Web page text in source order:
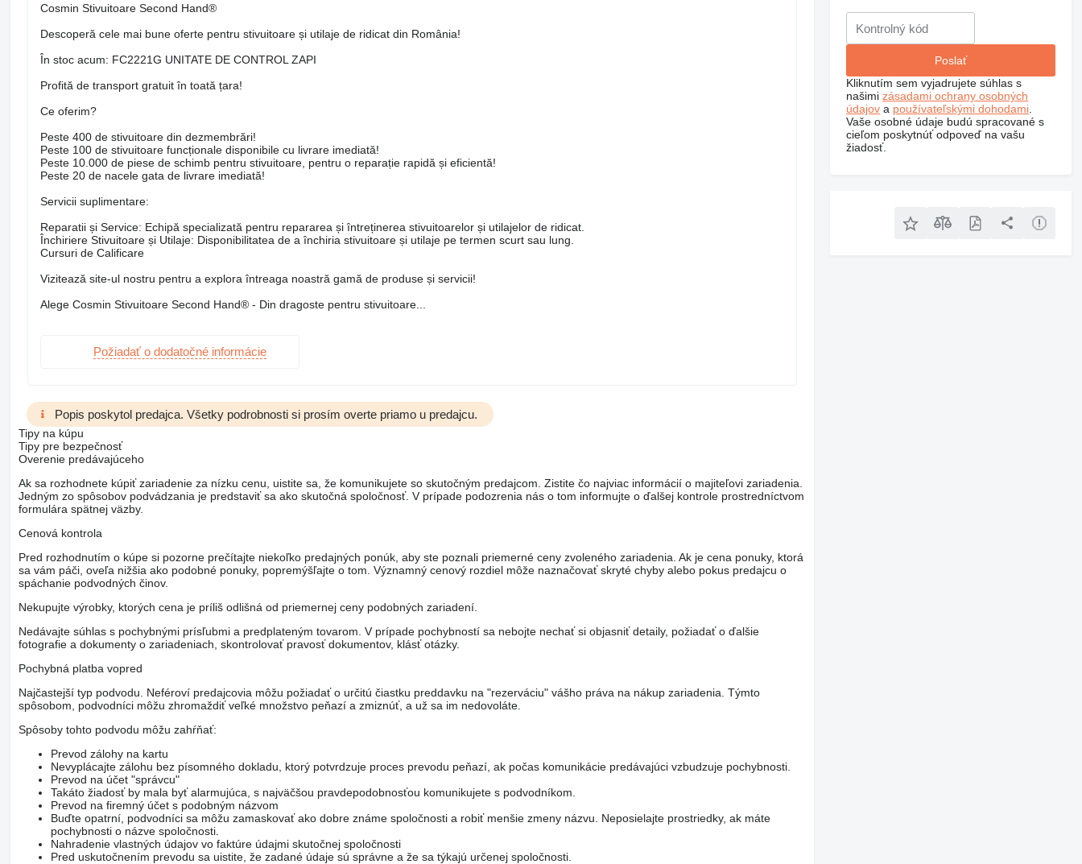
Cosmin Stivuitoare Second Hand®
Descoperă cele mai bune oferte pentru stivuitoare și utilaje de ridicat din România!
În stoc acum: FC2221G UNITATE DE CONTROL ZAPI
Profită de transport gratuit în toată țara!
Ce oferim?
Peste 400 de stivuitoare din dezmembrări!
Peste 100 de stivuitoare funcționale disponibile cu livrare imediată!
Peste 10.000 de piese de schimb pentru stivuitoare, pentru o reparație rapidă și eficientă!
Peste 20 de nacele gata de livrare imediată!
Servicii suplimentare:
Reparatii și Service: Echipă specializată pentru repararea și întreținerea stivuitoarelor și utilajelor de ridicat.
Închiriere Stivuitoare și Utilaje: Disponibilitatea de a închiria stivuitoare și utilaje pe termen scurt sau lung.
Cursuri de Calificare
Vizitează site-ul nostru pentru a explora întreaga noastră gamă de produse și servicii!
Alege Cosmin Stivuitoare Second Hand® - Din dragoste pentru stivuitoare...
Požiadať o dodatočné informácie
Popis poskytol predajca. Všetky podrobnosti si prosím overte priamo u predajcu.
Tipy na kúpu
Tipy pre bezpečnosť
Overenie predávajúceho
Ak sa rozhodnete kúpiť zariadenie za nízku cenu, uistite sa, že komunikujete so skutočným predajcom. Zistite čo najviac informácií o majiteľovi zariadenia.
Jedným zo spôsobov podvádzania je predstaviť sa ako skutočná spoločnosť. V prípade podozrenia nás o tom informujte o ďalšej kontrole prostredníctvom
formulára spätnej väzby.
Cenová kontrola
Pred rozhodnutím o kúpe si pozorne prečítajte niekoľko predajných ponúk, aby ste poznali priemerné ceny zvoleného zariadenia. Ak je cena ponuky, ktorá
sa vám páči, oveľa nižšia ako podobné ponuky, popremýšľajte o tom. Významný cenový rozdiel môže naznačovať skryté chyby alebo pokus predajcu o
spáchanie podvodných činov.
Nekupujte výrobky, ktorých cena je príliš odlišná od priemernej ceny podobných zariadení.
Nedávajte súhlas s pochybnými prísľubmi a predplateným tovarom. V prípade pochybností sa nebojte nechať si objasniť detaily, požiadať o ďalšie
fotografie a dokumenty o zariadeniach, skontrolovať pravosť dokumentov, klásť otázky.
Pochybná platba vopred
Najčastejší typ podvodu. Neféroví predajcovia môžu požiadať o určitú čiastku preddavku na "rezerváciu" vášho práva na nákup zariadenia. Týmto
spôsobom, podvodníci môžu zhromaždiť veľké množstvo peňazí a zmiznúť, a už sa im nedovoláte.
Spôsoby tohto podvodu môžu zahŕňať:
Prevod zálohy na kartu
Nevyplácajte zálohu bez písomného dokladu, ktorý potvrdzuje proces prevodu peňazí, ak počas komunikácie predávajúci vzbudzuje pochybnosti.
Prevod na účet "správcu"
Takáto žiadosť by mala byť alarmujúca, s najväčšou pravdepodobnosťou komunikujete s podvodníkom.
Prevod na firemný účet s podobným názvom
Buďte opatrní, podvodníci sa môžu zamaskovať ako dobre známe spoločnosti a robiť menšie zmeny názvu. Neposielajte prostriedky, ak máte
pochybnosti o názve spoločnosti.
Nahradenie vlastných údajov vo faktúre údajmi skutočnej spoločnosti
Pred uskutočnením prevodu sa uistite, že zadané údaje sú správne a že sa týkajú určenej spoločnosti.
Kliknutím sem vyjadrujete súhlas s
našimizásadami ochrany osobných
údajov a používateľskými dohodami
Vaše osobné údaje budú spracované s
cieľom poskytnúť odpoveď na vašu
žiadosť.